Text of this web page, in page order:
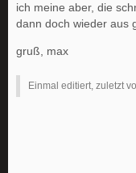
ich meine aber, die
dann doch wieder aus
gruß, max
Einmal editiert, zuletzt